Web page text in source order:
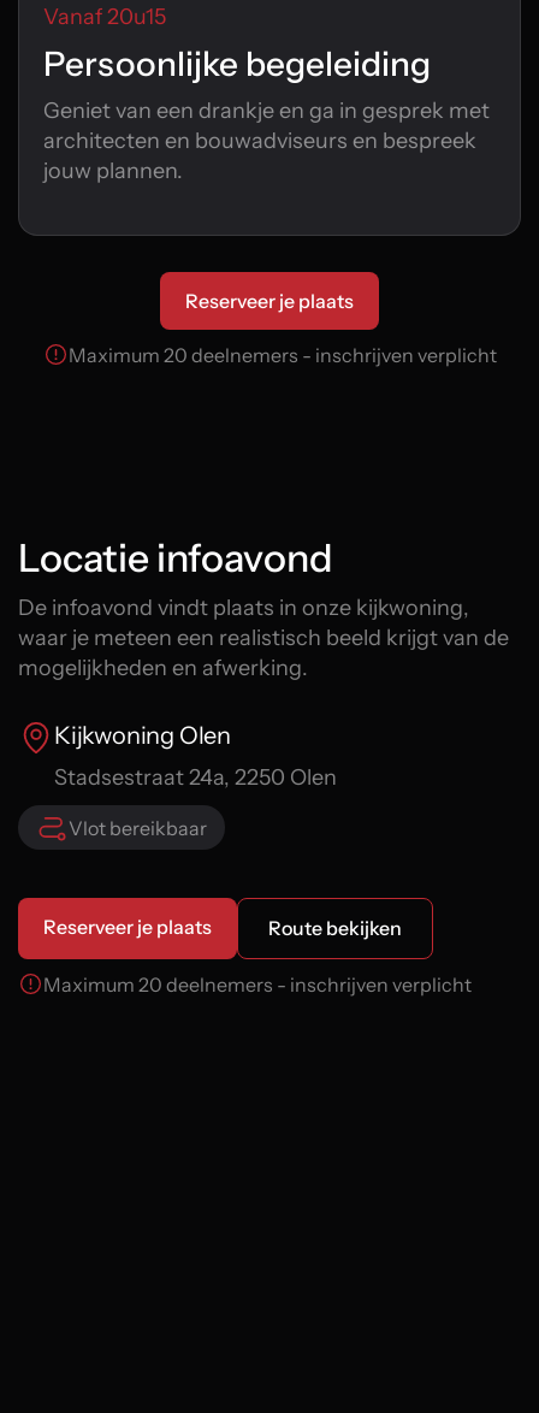
Vanaf 20u15
Persoonlijke begeleiding
Geniet van een drankje en ga in gesprek met
architecten en bouwadviseurs en bespreek
jouw plannen.
Reserveer je plaats
Maximum 20 deelnemers - inschrijven verplicht
Locatie infoavond
De infoavond vindt plaats in onze kijkwoning,
waar je meteen een realistisch beeld krijgt van de
mogelijkheden en afwerking.
Kijkwoning Olen
Stadsestraat 24a, 2250 Olen
Vlot bereikbaar
Reserveer je plaats Route bekijken
Maximum 20 deelnemers - inschrijven verplicht